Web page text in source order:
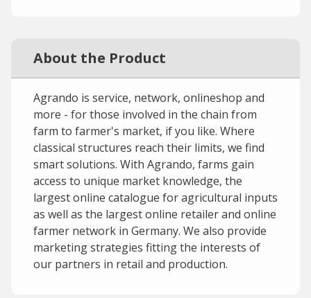
About the Product
Agrando is service, network, onlineshop and
more - for those involved in the chain from
farm to farmer's market, if you like. Where
classical structures reach their limits, we find
smart solutions. With Agrando, farms gain
access to unique market knowledge, the
largest online catalogue for agricultural inputs
as well as the largest online retailer and online
farmer network in Germany. We also provide
marketing strategies fitting the interests of
our partners in retail and production.